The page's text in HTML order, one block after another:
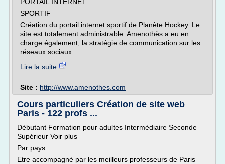
SPORTIF
Création du portail internet sportif de Planète Hockey. Le
site est totalement administrable. Amenothès a eu en
charge également, la stratégie de communication sur les
réseaux sociaux...
Lire la suite
Site : http://www.amenothes.com
Cours particuliers Création de site web
Paris - 122 profs ...
Débutant Formation pour adultes Intermédiaire Seconde
Supérieur Voir plus
Par pays
Etre accompagné par les meilleurs professeurs de Paris